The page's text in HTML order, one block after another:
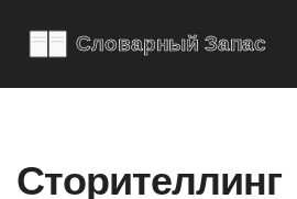
Сторителлинг